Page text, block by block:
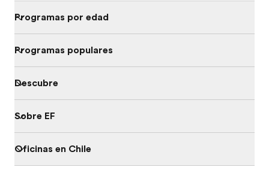
Programas por edad
Programas populares
Descubre
Sobre EF
Oficinas en Chile